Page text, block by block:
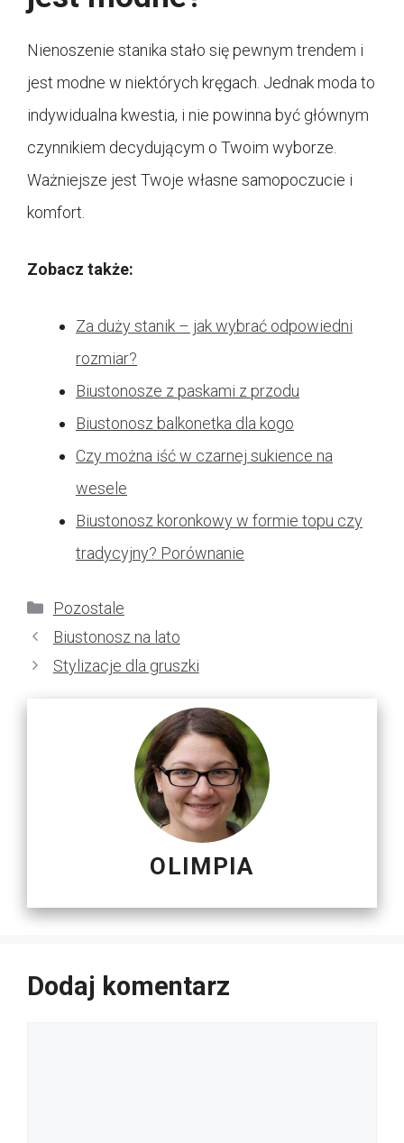
Nienoszenie stanika stało się pewnym trendem i
jest modne w niektórych kręgach. Jednak moda to
indywidualna kwestia, i nie powinna być głównym
czynnikiem decydującym o Twoim wyborze.
Ważniejsze jest Twoje własne samopoczucie i
komfort.
Zobacz także:
Za duży stanik – jak wybrać odpowiedni
rozmiar?
Biustonosze z paskami z przodu
Biustonosz balkonetka dla kogo
Czy można iść w czarnej sukience na
wesele
Biustonosz koronkowy w formie topu czy
tradycyjny? Porównanie
Kategorie
Pozostale
Biustonosz na lato
Stylizacje dla gruszki
OLIMPIA
Dodaj komentarz